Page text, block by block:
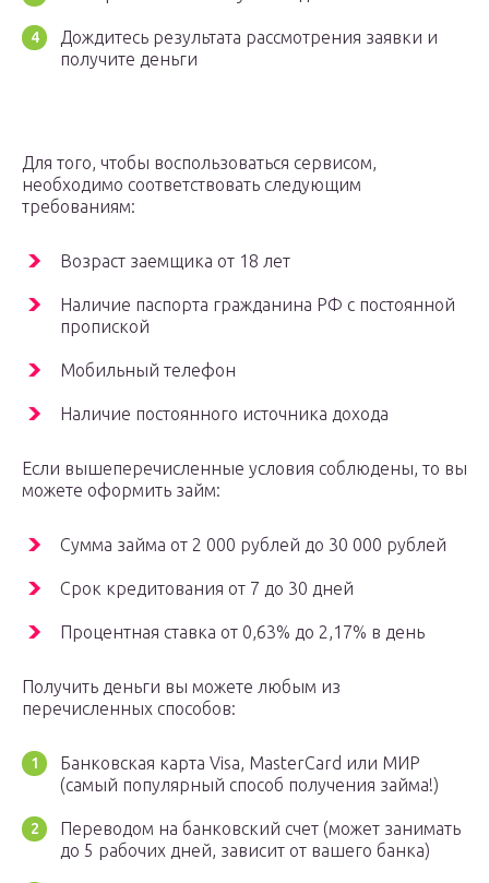
Дождитесь результата рассмотрения заявки и
получите деньги
Для того, чтобы воспользоваться сервисом,
необходимо соответствовать следующим
требованиям:
Возраст заемщика от 18 лет
Наличие паспорта гражданина РФ с постоянной
пропиской
Мобильный телефон
Наличие постоянного источника дохода
Если вышеперечисленные условия соблюдены, то вы
можете оформить займ:
Сумма займа от 2 000 рублей до 30 000 рублей
Срок кредитования от 7 до 30 дней
Процентная ставка от 0,63% до 2,17% в день
Получить деньги вы можете любым из
перечисленных способов:
Банковская карта Visa, MasterCard или МИР
(самый популярный способ получения займа!)
Переводом на банковский счет (может занимать
до 5 рабочих дней, зависит от вашего банка)